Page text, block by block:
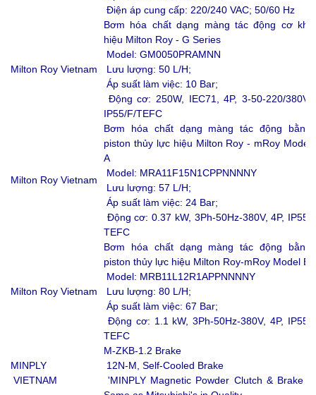
Điện áp cung cấp: 220/240 VAC; 50/60 Hz
Milton Roy Vietnam
Bơm hóa chất dạng màng tác động cơ khí
hiệu Milton Roy - G Series
Model: GM0050PRAMNN
Lưu lượng: 50 L/H;
Áp suất làm việc: 10 Bar;
Động cơ: 250W, IEC71, 4P, 3-50-220/380V,
IP55/F/TEFC
Milton Roy Vietnam
Bơm hóa chất dạng màng tác động bằng
piston thủy lực hiệu Milton Roy - mRoy Model
A
Model: MRA11F15N1CPPNNNNY
Lưu lượng: 57 L/H;
Áp suất làm việc: 24 Bar;
Động cơ: 0.37 kW, 3Ph-50Hz-380V, 4P, IP55,
TEFC
Milton Roy Vietnam
Bơm hóa chất dạng màng tác động bằng
piston thủy lực hiệu Milton Roy-mRoy Model B
Model: MRB11L12R1APPNNNNY
Lưu lượng: 80 L/H;
Áp suất làm việc: 67 Bar;
Động cơ: 1.1 kW, 3Ph-50Hz-380V, 4P, IP55,
TEFC
MINPLY
VIETNAM
M-ZKB-1.2 Brake
12N-M, Self-Cooled Brake
'MINPLY Magnetic Powder Clutch & Brake -